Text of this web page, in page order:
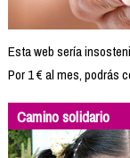
Esta web sería
Por 1 € al mes, podrás
Camino solidario